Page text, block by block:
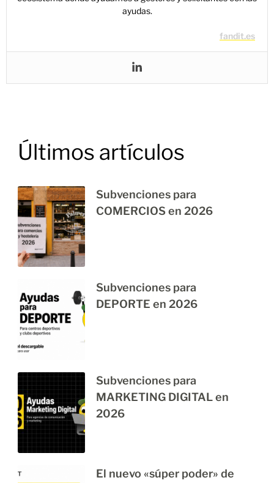
ayudas.
fandit.es
Últimos artículos
Subvenciones para
COMERCIOS en 2026
Subvenciones para
DEPORTE en 2026
Subvenciones para
MARKETING DIGITAL en
2026
El nuevo «súper poder» de